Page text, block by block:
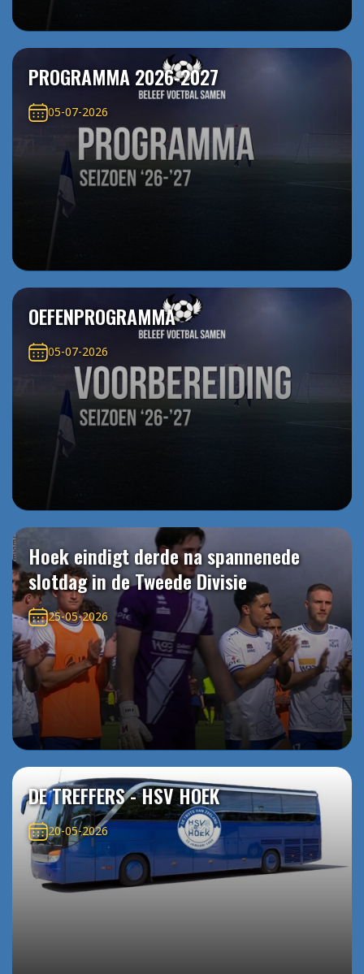
PROGRAMMA 2026-2027
05-07-2026
OEFENPROGRAMMA
05-07-2026
Hoek eindigt derde na spannenede
slotdag in de Tweede Divisie
25-05-2026
DE TREFFERS - HSV HOEK
20-05-2026